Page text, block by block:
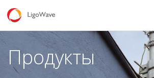
Все продукты Доступ
Наблюдение Промышленные
Продукты